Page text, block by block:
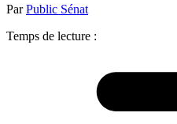
ParPublic Sénat
Temps de lecture :